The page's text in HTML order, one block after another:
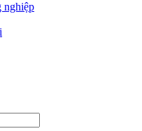
nghiệp